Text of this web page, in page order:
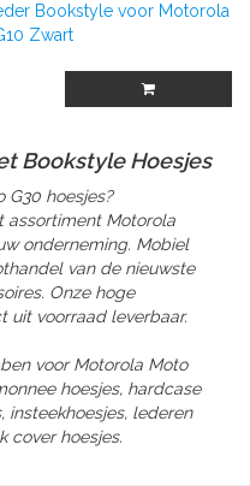
Bookstyle voor Motorola
Zwart
Bookstyle Hoesjes
G30 hoesjes?
assortiment Motorola
onderneming. Mobiel
van de nieuwste
Onze hoge
uit voorraad leverbaar.
voor Motorola Moto
hoesjes, hardcase
insteekhoesjes, lederen
cover hoesjes.